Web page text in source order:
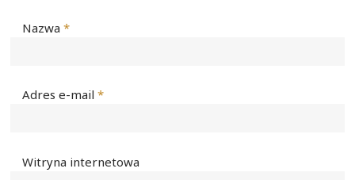
Nazwa*
Adres e-mail*
Witryna internetowa